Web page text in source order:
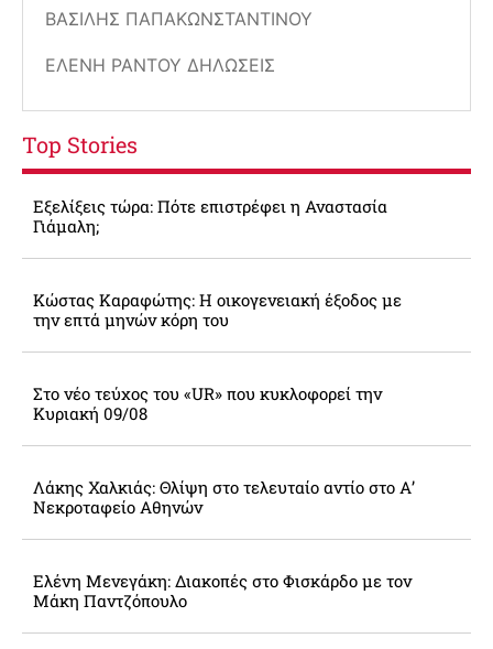
ΒΑΣΊΛΗΣ ΠΑΠΑΚΩΝΣΤΑΝΤΊΝΟΥ
ΕΛΈΝΗ ΡΆΝΤΟΥ ΔΗΛΏΣΕΙΣ
Top Stories
Εξελίξεις τώρα: Πότε επιστρέφει η Αναστασία
Γιάμαλη;
Κώστας Καραφώτης: Η οικογενειακή έξοδος με
την επτά μηνών κόρη του
Στο νέο τεύχος του «UR» που κυκλοφορεί την
Κυριακή 09/08
Λάκης Χαλκιάς: Θλίψη στο τελευταίο αντίο στο Α’
Νεκροταφείο Αθηνών
Ελένη Μενεγάκη: Διακοπές στο Φισκάρδο με τον
Μάκη Παντζόπουλο